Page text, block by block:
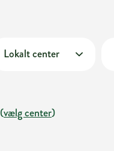
Lokalt center
(vælg center)